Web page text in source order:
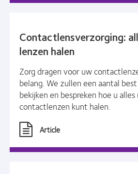
Contactlensverzorging:
lenzen halen
Zorg dragen voor uw
belang. We zullen een aantal
bekijken en bespreken hoe u
contactlenzen kunt halen.
Article